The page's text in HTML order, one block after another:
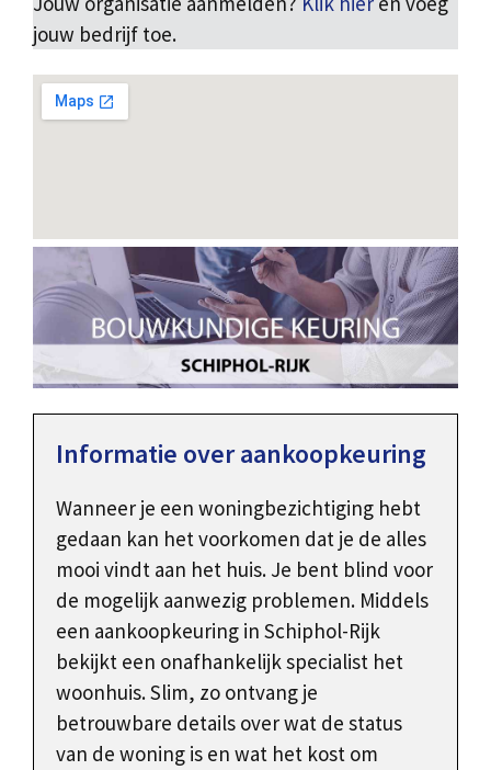
jouw bedrijf toe.
Informatie over aankoopkeuring
Wanneer je een woningbezichtiging hebt
gedaan kan het voorkomen dat je de alles
mooi vindt aan het huis. Je bent blind voor
de mogelijk aanwezig problemen. Middels
een aankoopkeuring in Schiphol-Rijk
bekijkt een onafhankelijk specialist het
woonhuis. Slim, zo ontvang je
betrouwbare details over wat de status
van de woning is en wat het kost om